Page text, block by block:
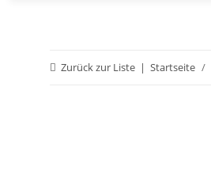
Zurück zur Liste Startseite